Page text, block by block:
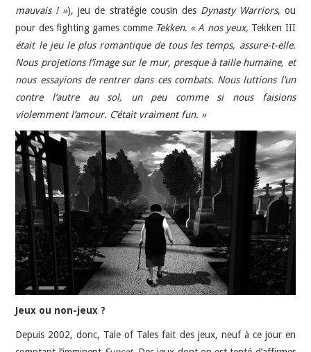
mauvais ! »), jeu de stratégie cousin des Dynasty Warriors, ou
pour des fighting games comme Tekken. « A nos yeux, Tekken III
était le jeu le plus romantique de tous les temps, assure-t-elle.
Nous projetions l’image sur le mur, presque à taille humaine, et
nous essayions de rentrer dans ces combats. Nous luttions l’un
contre l’autre au sol, un peu comme si nous faisions
violemment l’amour. C’était vraiment fun. »
Jeux ou non-jeux ?
Depuis 2002, donc, Tale of Tales fait des jeux, neuf à ce jour en